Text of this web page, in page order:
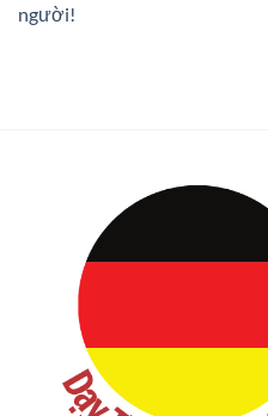
người!